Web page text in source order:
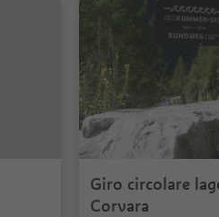
Giro circolare
Corvara